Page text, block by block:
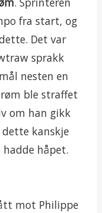
fra start, og
Det var
sprakk
nesten en
ble straffet
om han gikk
dette kanskje
håpet.
mot Philippe